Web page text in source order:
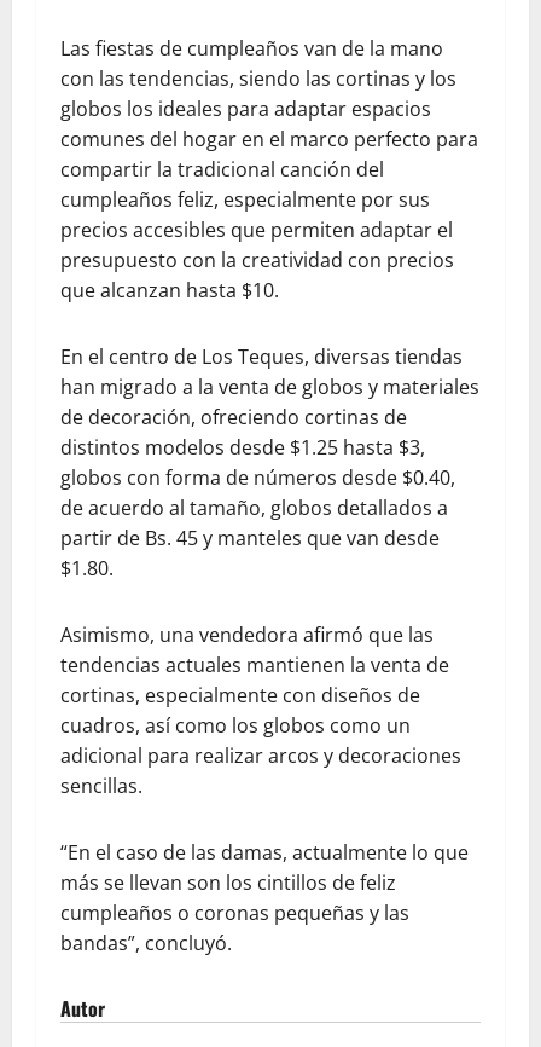
Las fiestas de cumpleaños van de la mano
con las tendencias, siendo las cortinas y los
globos los ideales para adaptar espacios
comunes del hogar en el marco perfecto para
compartir la tradicional canción del
cumpleaños feliz, especialmente por sus
precios accesibles que permiten adaptar el
presupuesto con la creatividad con precios
que alcanzan hasta $10.
En el centro de Los Teques, diversas tiendas
han migrado a la venta de globos y materiales
de decoración, ofreciendo cortinas de
distintos modelos desde $1.25 hasta $3,
globos con forma de números desde $0.40,
de acuerdo al tamaño, globos detallados a
partir de Bs. 45 y manteles que van desde
$1.80.
Asimismo, una vendedora afirmó que las
tendencias actuales mantienen la venta de
cortinas, especialmente con diseños de
cuadros, así como los globos como un
adicional para realizar arcos y decoraciones
sencillas.
“En el caso de las damas, actualmente lo que
más se llevan son los cintillos de feliz
cumpleaños o coronas pequeñas y las
bandas”, concluyó.
Autor